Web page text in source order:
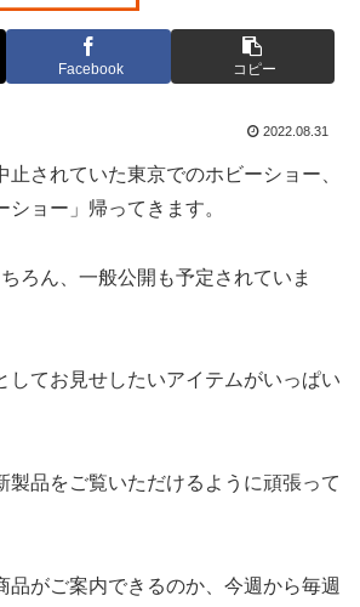
Facebook コピー
2022.08.31
止されていた東京でのホビーショー、
ショー」帰ってきます。
ろん、一般公開も予定されていま
してお見せしたいアイテムがいっぱい
製品をご覧いただけるように頑張って
品がご案内できるのか、今週から毎週